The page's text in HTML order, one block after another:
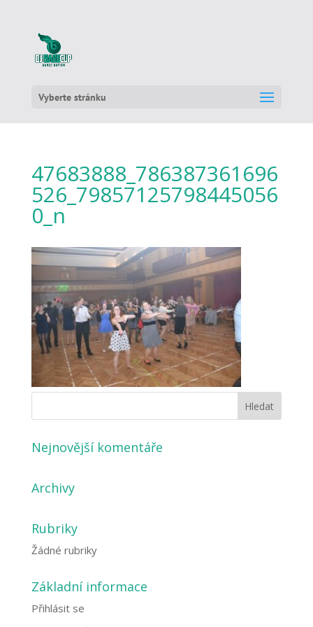
Vyberte stránku
47683888_786387361696
526_79857125798445056
0_n
Nejnovější komentáře
Archivy
Rubriky
Žádné rubriky
Základní informace
Přihlásit se